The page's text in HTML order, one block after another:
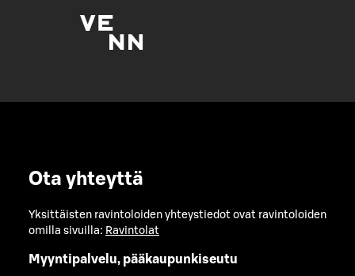
Ota yhteyttä
Yksittäisten ravintoloiden yhteystiedot ovat ravintoloiden
omilla sivuilla: Ravintolat
Myyntipalvelu, pääkaupunkiseutu